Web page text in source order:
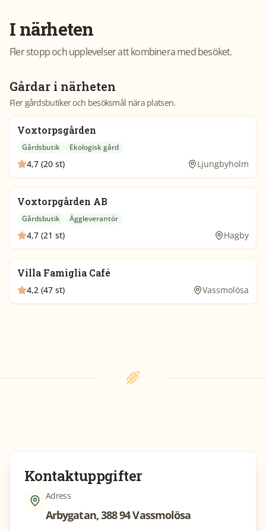
I närheten
Fler stopp och upplevelser att kombinera med besöket.
Gårdar i närheten
Fler gårdsbutiker och besöksmål nära platsen.
Voxtorpsgården
Gårdsbutik Ekologisk gård
4,7 (20 st) Ljungbyholm
Voxtorpgården AB
Gårdsbutik Äggleverantör
4,7 (21 st) Hagby
Villa Famiglia Café
4,2 (47 st) Vassmolösa
Kontaktuppgifter
Adress
Arbygatan, 388 94 Vassmolösa